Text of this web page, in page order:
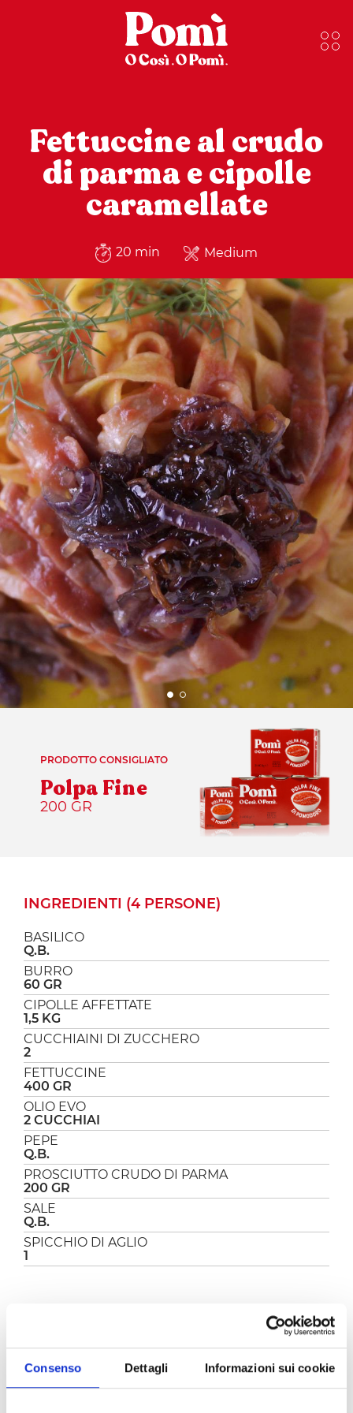
Consenso Dettagli Informazioni sui cookie
Fettuccine al crudo
di parma e cipolle
caramellate
20 min Medium
PRODOTTO CONSIGLIATO
Polpa Fine
200 GR
INGREDIENTI (4 PERSONE)
BASILICO
Q.B.
BURRO
60 GR
CIPOLLE AFFETTATE
1,5 KG
CUCCHIAINI DI ZUCCHERO
2
FETTUCCINE
400 GR
OLIO EVO
2 CUCCHIAI
PEPE
Q.B.
PROSCIUTTO CRUDO DI PARMA
200 GR
SALE
Q.B.
SPICCHIO DI AGLIO
1
Incominciare con la preparazione di una salsa
di pomodoro classica: scaldare in padella un
filo di olio evo e fare rosolare lo spicchio di
aglio.